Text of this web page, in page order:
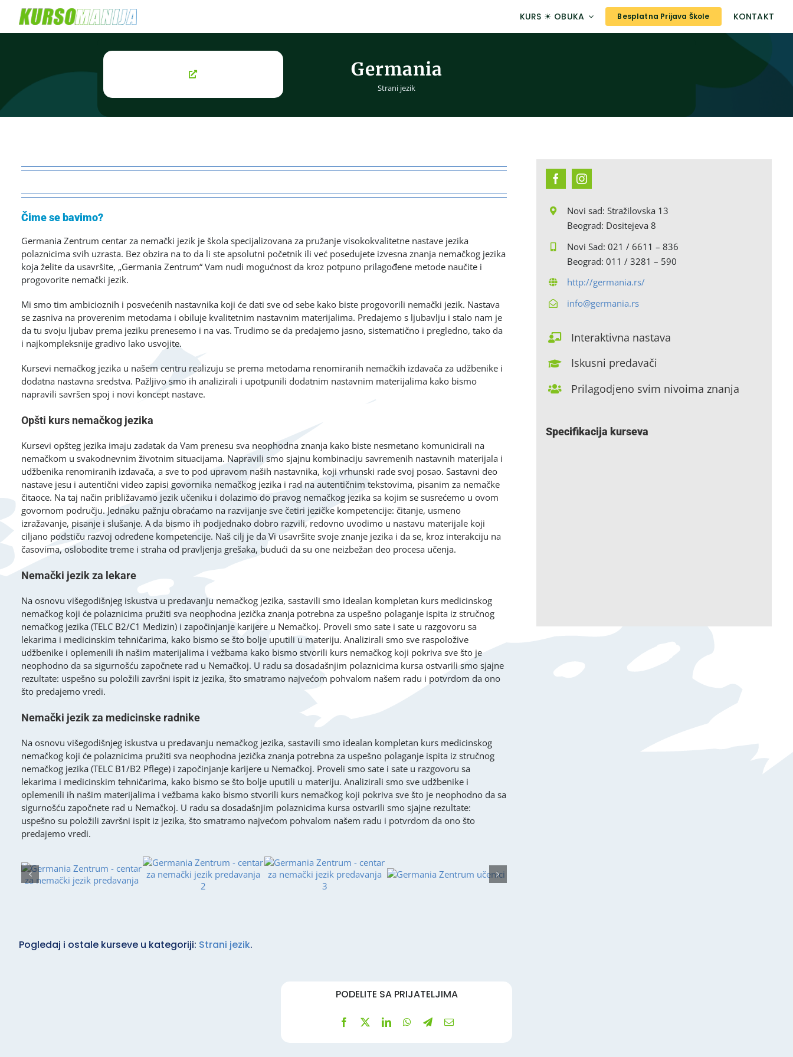
content
KURS ☀ OBUKA Besplatna Prijava Škole KONTAKT
Germania
Strani jezik
Čime se bavimo?
Germania Zentrum centar za nemački jezik je škola specijalizovana za pružanje visokokvalitetne nastave jezika
polaznicima svih uzrasta. Bez obzira na to da li ste apsolutni početnik ili već posedujete izvesna znanja nemačkog jezika
koja želite da usavršite, „Germania Zentrum“ Vam nudi mogućnost da kroz potpuno prilagođene metode naučite i
progovorite nemački jezik.
Mi smo tim ambicioznih i posvećenih nastavnika koji će dati sve od sebe kako biste progovorili nemački jezik. Nastava
se zasniva na proverenim metodama i obiluje kvalitetnim nastavnim materijalima. Predajemo s ljubavlju i stalo nam je
da tu svoju ljubav prema jeziku prenesemo i na vas. Trudimo se da predajemo jasno, sistematično i pregledno, tako da
i najkompleksnije gradivo lako usvojite.
Kursevi nemačkog jezika u našem centru realizuju se prema metodama renomiranih nemačkih izdavača za udžbenike i
dodatna nastavna sredstva. Pažljivo smo ih analizirali i upotpunili dodatnim nastavnim materijalima kako bismo
napravili savršen spoj i novi koncept nastave.
Opšti kurs nemačkog jezika
Kursevi opšteg jezika imaju zadatak da Vam prenesu sva neophodna znanja kako biste nesmetano komunicirali na
nemačkom u svakodnevnim životnim situacijama. Napravili smo sjajnu kombinaciju savremenih nastavnih materijala i
udžbenika renomiranih izdavača, a sve to pod upravom naših nastavnika, koji vrhunski rade svoj posao. Sastavni deo
nastave jesu i autentični video zapisi govornika nemačkog jezika i rad na autentičnim tekstovima, pisanim za nemačke
čitaoce. Na taj način približavamo jezik učeniku i dolazimo do pravog nemačkog jezika sa kojim se susrećemo u ovom
govornom području. Jednaku pažnju obraćamo na razvijanje sve četiri jezičke kompetencije: čitanje, usmeno
izražavanje, pisanje i slušanje. A da bismo ih podjednako dobro razvili, redovno uvodimo u nastavu materijale koji
ciljano podstiču razvoj određene kompetencije. Naš cilj je da Vi usavršite svoje znanje jezika i da se, kroz interakciju na
časovima, oslobodite treme i straha od pravljenja grešaka, budući da su one neizbežan deo procesa učenja.
Nemački jezik za lekare
Na osnovu višegodišnjeg iskustva u predavanju nemačkog jezika, sastavili smo idealan kompletan kurs medicinskog
nemačkog koji će polaznicima pružiti sva neophodna jezička znanja potrebna za uspešno polaganje ispita iz stručnog
nemačkog jezika (TELC B2/C1 Medizin) i započinjanje karijere u Nemačkoj. Proveli smo sate i sate u razgovoru sa
lekarima i medicinskim tehničarima, kako bismo se što bolje uputili u materiju. Analizirali smo sve raspoložive
udžbenike i oplemenili ih našim materijalima i vežbama kako bismo stvorili kurs nemačkog koji pokriva sve što je
neophodno da sa sigurnošću započnete rad u Nemačkoj. U radu sa dosadašnjim polaznicima kursa ostvarili smo sjajne
rezultate: uspešno su položili završni ispit iz jezika, što smatramo najvećom pohvalom našem radu i potvrdom da ono
što predajemo vredi.
Nemački jezik za medicinske radnike
Na osnovu višegodišnjeg iskustva u predavanju nemačkog jezika, sastavili smo idealan kompletan kurs medicinskog
nemačkog koji će polaznicima pružiti sva neophodna jezička znanja potrebna za uspešno polaganje ispita iz stručnog
nemačkog jezika (TELC B1/B2 Pflege) i započinjanje karijere u Nemačkoj. Proveli smo sate i sate u razgovoru sa
lekarima i medicinskim tehničarima, kako bismo se što bolje uputili u materiju. Analizirali smo sve udžbenike i
oplemenili ih našim materijalima i vežbama kako bismo stvorili kurs nemačkog koji pokriva sve što je neophodno da sa
sigurnošću započnete rad u Nemačkoj. U radu sa dosadašnjim polaznicima kursa ostvarili smo sjajne rezultate:
uspešno su položili završni ispit iz jezika, što smatramo najvećom pohvalom našem radu i potvrdom da ono što
predajemo vredi.
Novi sad: Stražilovska 13
Beograd: Dositejeva 8
Novi Sad: 021 / 6611 – 836
Beograd: 011 / 3281 – 590
http://germania.rs/
info@germania.rs
Interaktivna nastava
Iskusni predavači
Prilagodjeno svim nivoima znanja
Specifikacija kurseva
Pogledaj i ostale kurseve u kategoriji: Strani jezik.
PODELITE SA PRIJATELJIMA